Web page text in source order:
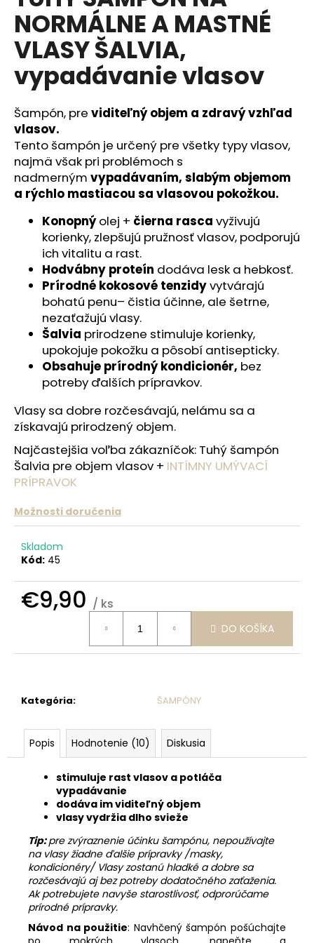
5,0
5
hviezdičiek.
NORMÁLNE A MASTNÉ
VLASY ŠALVIA,
vypadávanie vlasov
Šampón, pre viditeľný objem a zdravý vzhľad
vlasov.
Tento šampón je určený pre všetky typy vlasov,
najmä však pri problémoch s
nadmerným vypadávaním, slabým objemom
a rýchlo mastiacou sa vlasovou pokožkou.
Konopnýolej + čierna rasca vyživujú
korienky, zlepšujú pružnosť vlasov, podporujú
ich vitalitu a rast.
Hodvábny proteín dodáva lesk a hebkosť.
Prírodné kokosové tenzidyvytvárajú
bohatú penu– čistia účinne, ale šetrne,
nezaťažujú vlasy.
Šalvia prirodzene stimuluje korienky,
upokojuje pokožku a pôsobí antisepticky.
Obsahuje prírodný kondicionér, bez
potreby ďalších prípravkov.
Vlasy sa dobre rozčesávajú, nelámu sa a
získavajú prirodzený objem.
Najčastejšia voľba zákazníčok: Tuhý šampón
Šalvia pre objem vlasov + INTÍMNY UMÝVACÍ
PRÍPRAVOK
Možnosti doručenia
Skladom
Kód: 45
€9,90 / ks
DO KOŠÍKA
Kategória: ŠAMPÓNY
Popis Hodnotenie (10) Diskusia
stimuluje rast vlasov a potláča
vypadávanie
dodáva im viditeľný objem
vlasy vydržia dlho svieže
Tip:pre zvýraznenie účinku šampónu, nepoužívajte
na vlasy žiadne ďalšie prípravky /masky,
kondicionéry/ Vlasy zostanú hladké a dobre sa
rozčesávajú aj bez potreby dodatočného zaťaženia.
Ak potrebujete navyše starostlivosť, odprorúčame
prírodné prípravky.
Návod na použitie: Navhčený šampón pošúchajte
á
j
s
ť
?
HĽADAŤ
UMÝVACÍ
PLEŤOVÝ
PRÍPRAVOK
STRIEBROM
LEVANDUĽA
€10,50